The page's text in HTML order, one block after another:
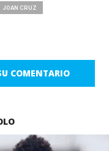
JOAN CRUZ
COMENTARIO